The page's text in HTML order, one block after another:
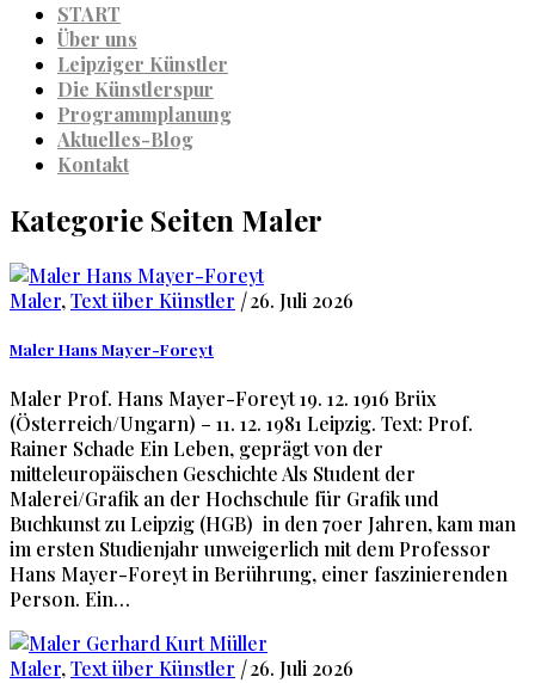
START
Über uns
Leipziger Künstler
Die Künstlerspur
Programmplanung
Aktuelles-Blog
Kontakt
Kategorie Seiten Maler
Maler,Text über Künstler | 26. Juli 2026
Maler Hans Mayer-Foreyt
Maler Prof. Hans Mayer-Foreyt 19. 12. 1916 Brüx
(Österreich/Ungarn) – 11. 12. 1981 Leipzig. Text: Prof.
Rainer Schade Ein Leben, geprägt von der
mitteleuropäischen Geschichte Als Student der
Malerei/Grafik an der Hochschule für Grafik und
Buchkunst zu Leipzig (HGB) in den 70er Jahren, kam man
im ersten Studienjahr unweigerlich mit dem Professor
Hans Mayer-Foreyt in Berührung, einer faszinierenden
Person. Ein…
Maler,Text über Künstler | 26. Juli 2026